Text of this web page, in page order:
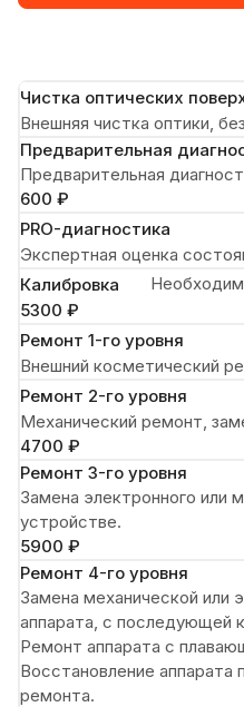
Чистка оптических
Внешняя чистка оптики,
Предварительная
Предварительная
600 ₽
PRO-диагностика
Экспертная оценка
Калибровка
5300 ₽
Ремонт 1-го уровня
Внешний косметический
Ремонт 2-го уровня
Механический ремонт,
4700 ₽
Ремонт 3-го уровня
Замена электронного или
устройстве.
5900 ₽
Ремонт 4-го уровня
Замена механической или
аппарата, с последующей
Ремонт аппарата с
Восстановление аппарата
ремонта.